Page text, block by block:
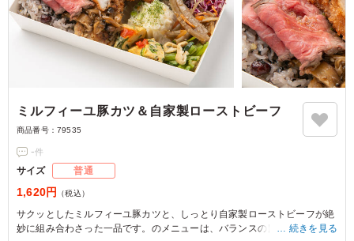
ミルフィーユ豚カツ＆自家製ローストビーフ
商品番号： 79535
-件
サイズ 普通
1,620円 （税込）
サクッとしたミルフィーユ豚カツと、しっとり自家製ローストビーフが絶
妙に組み合わさった一品です。のメニューは、バランスの良いお惣菜が揃
続きを見る